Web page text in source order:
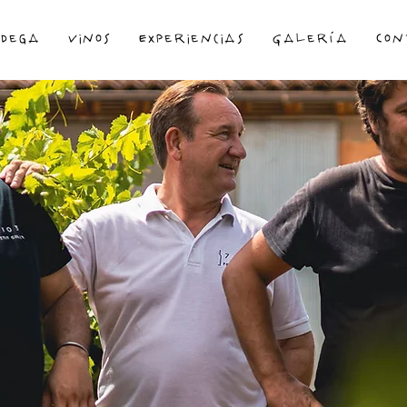
Vinos Experiencias Galería